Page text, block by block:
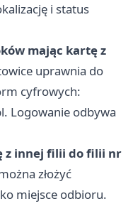
i status
mając kartę z
uprawnia do
cyfrowych:
Logowanie odbywa
z innej filii do filii nr
złożyć
miejsce odbioru.